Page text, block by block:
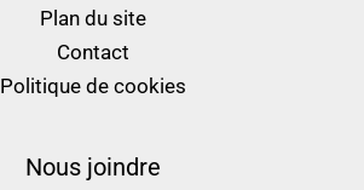
Plan du site
Contact
Politique de cookies
Nous joindre